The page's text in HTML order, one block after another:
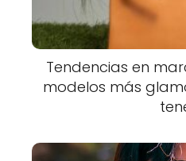
Tendencias en
modelos más